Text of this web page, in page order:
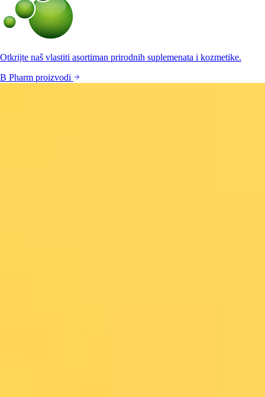
Otkrijte naš vlastiti asortiman prirodnih suplemenata i kozmetike.
B Pharm proizvodi